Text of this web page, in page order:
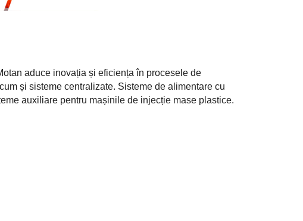
aduce inovația și eficiența în procesele de
și sisteme centralizate. Sisteme de alimentare cu
auxiliare pentru mașinile de injecție mase plastice.